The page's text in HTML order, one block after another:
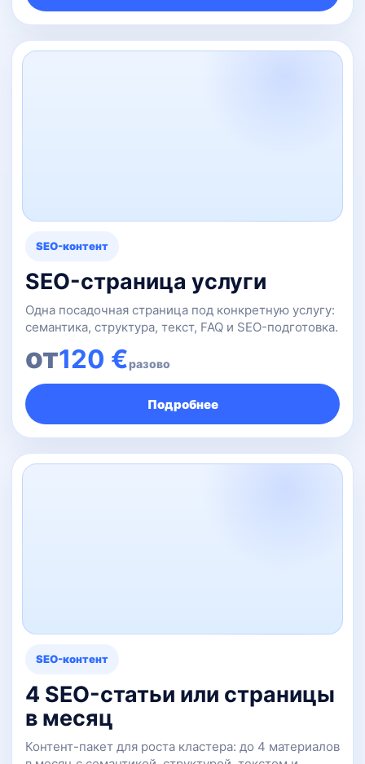
SEO-контент
SEO-страница услуги
Одна посадочная страница под конкретную услугу:
семантика, структура, текст, FAQ и SEO-подготовка.
от120 €разово
Подробнее
SEO-контент
4 SEO-статьи или страницы
в месяц
Контент-пакет для роста кластера: до 4 материалов